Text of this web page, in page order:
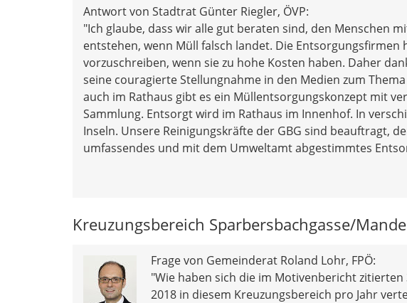
Antwort von Stadtrat Günter Riegler, ÖVP:
"Ich glaube, dass wir alle gut beraten sind, den Menschen
entstehen, wenn Müll falsch landet. Die Entsorgungsfirmen
vorzuschreiben, wenn sie zu hohe Kosten haben. Daher
seine couragierte Stellungnahme in den Medien zum
auch im Rathaus gibt es ein Müllentsorgungskonzept mit
Sammlung. Entsorgt wird im Rathaus im Innenhof. In
Inseln. Unsere Reinigungskräfte der GBG sind beauftragt,
umfassendes und mit dem Umweltamt abgestimmtes
Kreuzungsbereich Sparbersbachgasse/
Frage von Gemeinderat Roland Lohr, FPÖ:
"Wie haben sich die im Motivenbericht
2018 in diesem Kreuzungsbereich pro Jahr